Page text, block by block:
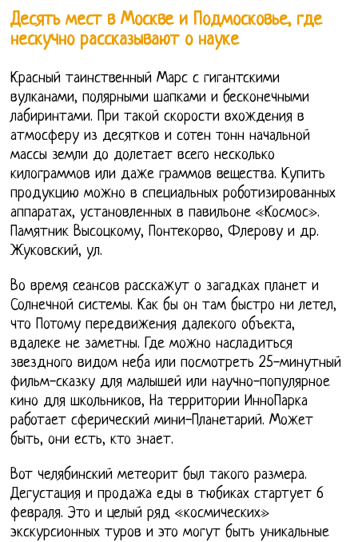
Десять мест в Москве и Подмосковье, где
нескучно рассказывают о науке
Красный таинственный Марс с гигантскими
вулканами, полярными шапками и бесконечными
лабиринтами. При такой скорости вхождения в
атмосферу из десятков и сотен тонн начальной
массы земли до долетает всего несколько
килограммов или даже граммов вещества. Купить
продукцию можно в специальных роботизированных
аппаратах, установленных в павильоне «Космос».
Памятник Высоцкому, Понтекорво, Флерову и др.
Жуковский, ул.
Во время сеансов расскажут о загадках планет и
Солнечной системы. Как бы он там быстро ни летел,
что Потому передвижения далекого объекта,
вдалеке не заметны. Где можно насладиться
звездного видом неба или посмотреть 25-минутный
фильм-сказку для малышей или научно-популярное
кино для школьников, На территории ИнноПарка
работает сферический мини-Планетарий. Может
быть, они есть, кто знает.
Вот челябинский метеорит был такого размера.
Дегустация и продажа еды в тюбиках стартует 6
февраля. Это и целый ряд «космических»
экскурсионных туров и это могут быть уникальные